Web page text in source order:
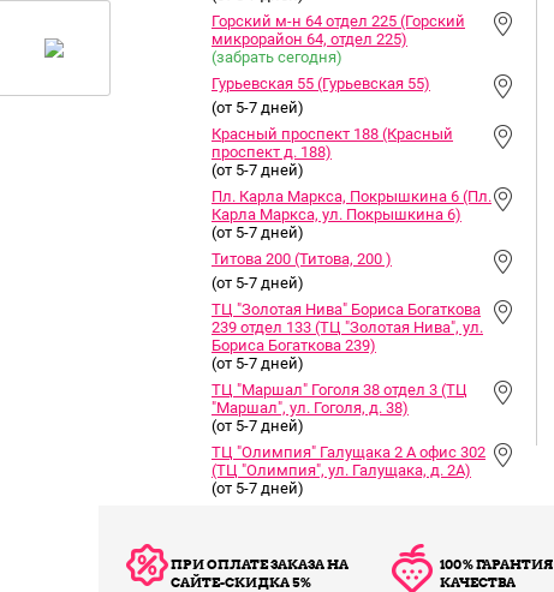
Горский м-н 64 отдел 225 (Горский
микрорайон 64, отдел 225)
(забрать сегодня)
Гурьевская 55 (Гурьевская 55)
(от 5-7 дней)
Красный проспект 188 (Красный
проспект д. 188)
(от 5-7 дней)
Пл. Карла Маркса, Покрышкина 6 (Пл.
Карла Маркса, ул. Покрышкина 6)
(от 5-7 дней)
Титова 200 (Титова, 200 )
(от 5-7 дней)
ТЦ "Золотая Нива" Бориса Богаткова
239 отдел 133 (ТЦ "Золотая Нива", ул.
Бориса Богаткова 239)
(от 5-7 дней)
ТЦ "Маршал" Гоголя 38 отдел 3 (ТЦ
"Маршал", ул. Гоголя, д. 38)
(от 5-7 дней)
ТЦ "Олимпия" Галущака 2 А офис 302
(ТЦ "Олимпия", ул. Галущака, д. 2А)
(от 5-7 дней)
ПРИ ОПЛАТЕ ЗАКАЗА НА
САЙТЕ-СКИДКА 5%
100% ГАРАНТИЯ
КАЧЕСТВА